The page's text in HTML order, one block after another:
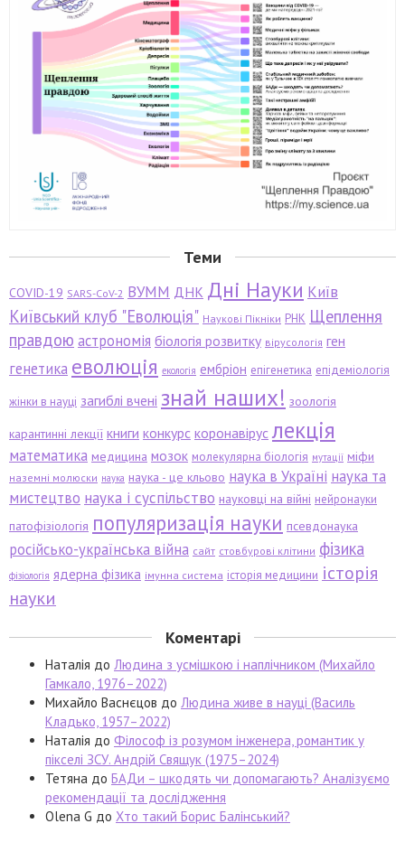
Теми
COVID-19 SARS-CoV-2 ВУММ ДНК Дні Науки Київ
Київський клуб "Еволюція" Наукові Пікніки РНК Щеплення
правдою астрономія біологія розвитку вірусологія ген
генетика еволюція екологія ембріон епігенетика епідеміологія
жінки в науці загиблі вчені знай наших! зоологія
карантинні лекції книги конкурс коронавірус лекція
математика медицина мозок молекулярна біологія мутації міфи
наземні молюски наука наука - це кльово наука в Україні наука та
мистецтво наука і суспільство науковці на війні нейронауки
патофізіологія популяризація науки псевдонаука
російсько-українська війна сайт стовбурові клітини фізика
фізіологія ядерна фізика імунна система історія медицини історія
науки
Коментарі
Наталія до Людина з усмішкою і наплічником (Михайло
Гамкало, 1976–2022)
Михайло Васнєцов до Людина живе в науці (Василь
Кладько, 1957–2022)
Наталія до Філософ із розумом інженера, романтик у
пікселі ЗСУ. Андрій Свящук (1975–2024)
Тетяна до БАДи – шкодять чи допомагають? Аналізуємо
рекомендації та дослідження
Olena G до Хто такий Борис Балінський?